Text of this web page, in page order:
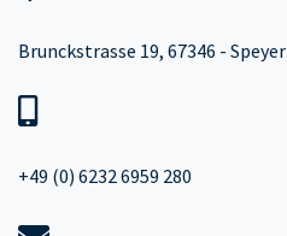
Brunckstrasse 19, 67346 - Speyer
+49 (0) 6232 6959 280